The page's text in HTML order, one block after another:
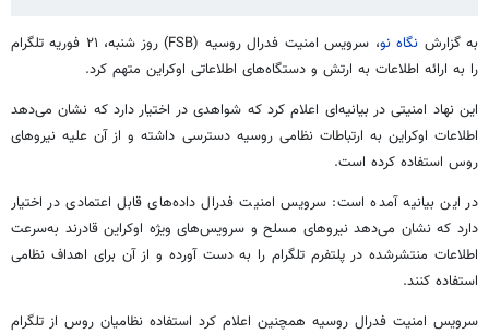
به گزارش نگاه نو
، سرویس امنیت فدرال روسیه (FSB) روز شنبه، ۲۱ فوریه تلگرام
را به ارائه اطلاعات به ارتش و دستگاه‌های اطلاعاتی اوکراین متهم کرد.
این نهاد امنیتی در بیانیه‌ای اعلام کرد که شواهدی در اختیار دارد که نشان می‌دهد
اطلاعات اوکراین به ارتباطات نظامی روسیه دسترسی داشته و از آن علیه نیروهای
روس استفاده کرده است.
در این بیانیه آمده است: سرویس امنیت فدرال داده‌های قابل اعتمادی در اختیار
دارد که نشان می‌دهد نیروهای مسلح و سرویس‌های ویژه اوکراین قادرند به‌سرعت
اطلاعات منتشرشده در پلتفرم تلگرام را به دست آورده و از آن برای اهداف نظامی
استفاده کنند.
سرویس امنیت فدرال روسیه همچنین اعلام کرد استفاده نظامیان روس از تلگرام